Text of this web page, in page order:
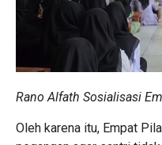
Rano Alfath Sosialisasi
Oleh karena itu, Empat